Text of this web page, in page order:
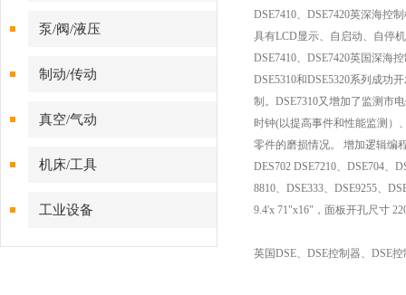
泵/阀/液压
制动/传动
真空/气动
机床/工具
工业设备
DSE7410、 DSE7420英深海控
具有LCD显示、自启动、自停
DSE7410、 DSE7420英国深海
DSE5310和DSE5320系列成功
制。 DSE7310又增加了监测市
时钟(以提高事件和性能监测）
零件的磨损情况。 增加逻辑编
DES702 DSE7210、 DSE704、
8810、 DSE333、 DSE9255、
9.4'x 71"x16" ，面板开孔尺寸
英国DSE、 DSE控制器、 DSE控